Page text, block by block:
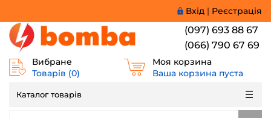
Вхід | Реєстрація
(097) 693 88 67
(066) 790 67 69
Вибране
Товарів (0)
Моя корзина
Ваша корзина пуста
Каталог товарів